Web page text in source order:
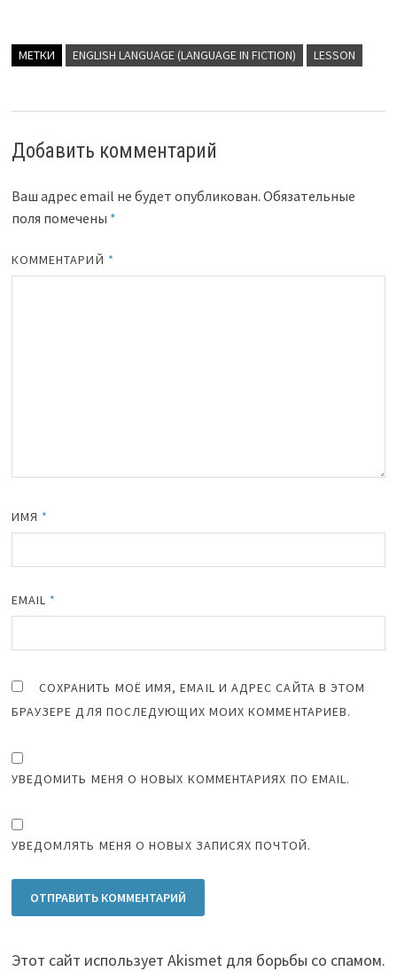
МЕТКИ ENGLISH LANGUAGE (LANGUAGE IN FICTION) LESSON
Добавить комментарий
Ваш адрес email не будет опубликован. Обязательные
поля помечены *
КОММЕНТАРИЙ *
ИМЯ *
EMAIL *
СОХРАНИТЬ МОЁ ИМЯ, EMAIL И АДРЕС САЙТА В ЭТОМ
БРАУЗЕРЕ ДЛЯ ПОСЛЕДУЮЩИХ МОИХ КОММЕНТАРИЕВ.
УВЕДОМИТЬ МЕНЯ О НОВЫХ КОММЕНТАРИЯХ ПО EMAIL.
УВЕДОМЛЯТЬ МЕНЯ О НОВЫХ ЗАПИСЯХ ПОЧТОЙ.
Этот сайт использует Akismet для борьбы со спамом.